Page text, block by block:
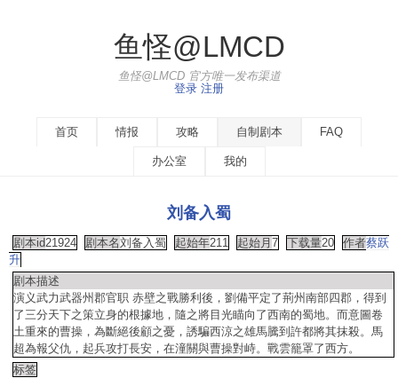
鱼怪@LMCD
鱼怪@LMCD 官方唯一发布渠道
登录 注册
首页 情报 攻略 自制剧本 FAQ
办公室 我的
刘备入蜀
剧本id21924 剧本名刘备入蜀 起始年211 起始月 7 下载量20 作者蔡跃
升
剧本描述
演义武力武器州郡官职 赤壁之戰勝利後，劉備平定了荊州南部四郡，得到
了三分天下之策立身的根據地，隨之將目光瞄向了西南的蜀地。而意圖卷
土重來的曹操，為斷絕後顧之憂，誘騙西涼之雄馬騰到許都將其抹殺。馬
超為報父仇，起兵攻打長安，在潼關與曹操對峙。戰雲籠罩了西方。
标签